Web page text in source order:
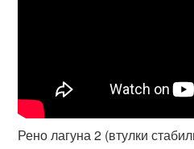
Рено лагуна 2 (втулки